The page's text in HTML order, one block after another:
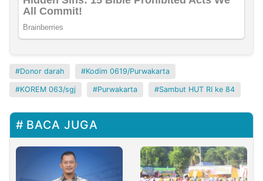
Donor darah Kodim 0619/Purwakarta
KOREM 063/sgj Purwakarta Sambut HUT RI ke 84
BACA JUGA